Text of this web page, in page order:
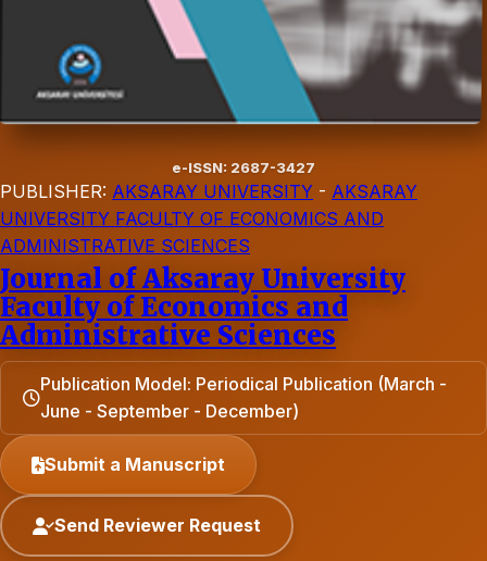
e-ISSN: 2687-3427
PUBLISHER: AKSARAY UNIVERSITY - AKSARAY
UNIVERSITY FACULTY OF ECONOMICS AND
ADMINISTRATIVE SCIENCES
Journal of Aksaray University
Faculty of Economics and
Administrative Sciences
Publication Model: Periodical Publication (March -
June - September - December)
Submit a Manuscript
Send Reviewer Request